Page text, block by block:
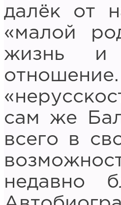
далёк от
«малой
жизнь и
сам же
всего в
недавно